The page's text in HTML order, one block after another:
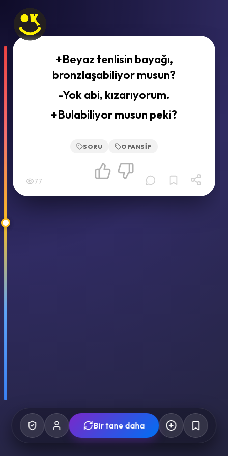
+Beyaz tenlisin bayağı,
bronzlaşabiliyor musun?
-Yok abi, kızarıyorum.
+Bulabiliyor musun peki?
SORU OFANSIF
77
Bir tane daha